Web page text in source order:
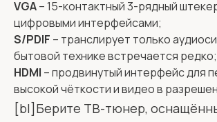
VGA– 15-контактный 3-рядный
цифровыми интерфейсами;
S/PDIF – транслирует только
бытовой технике встречается редко;
HDMI – продвинутый интерфейс для
высокой чёткости и видео в
[bl]Берите ТВ-тюнер,